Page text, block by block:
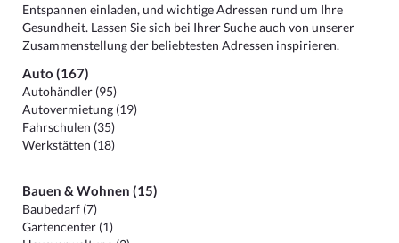
Entspannen einladen, und wichtige Adressen rund um Ihre
Gesundheit. Lassen Sie sich bei Ihrer Suche auch von unserer
Zusammenstellung der beliebtesten Adressen inspirieren.
Auto (167)
Autohändler (95)
Autovermietung (19)
Fahrschulen (35)
Werkstätten (18)
Bauen & Wohnen (15)
Baubedarf (7)
Gartencenter (1)